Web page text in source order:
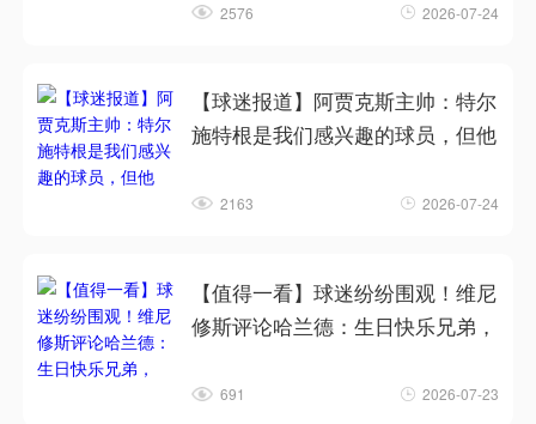
2576 2026-07-24
【球迷报道】阿贾克斯主帅：特尔
施特根是我们感兴趣的球员，但他
2163 2026-07-24
【值得一看】球迷纷纷围观！维尼
修斯评论哈兰德：生日快乐兄弟，
691 2026-07-23